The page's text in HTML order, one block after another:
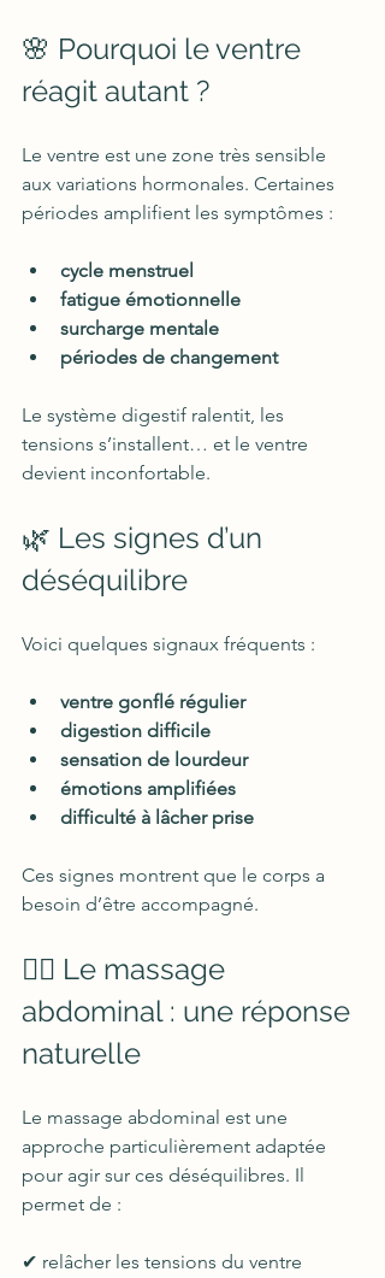
🌸 Pourquoi le ventre
réagit autant ?
Le ventre est une zone très sensible
aux variations hormonales. Certaines
périodes amplifient les symptômes :
cycle menstruel
fatigue émotionnelle
surcharge mentale
périodes de changement
Le système digestif ralentit, les
tensions s’installent… et le ventre
devient inconfortable.
🌿 Les signes d’un
déséquilibre
Voici quelques signaux fréquents :
ventre gonflé régulier
digestion difficile
sensation de lourdeur
émotions amplifiées
difficulté à lâcher prise
Ces signes montrent que le corps a
besoin d’être accompagné.
💆‍♀️ Le massage
abdominal : une réponse
naturelle
Le massage abdominal est une
approche particulièrement adaptée
pour agir sur ces déséquilibres. Il
permet de :
✔ relâcher les tensions du ventre